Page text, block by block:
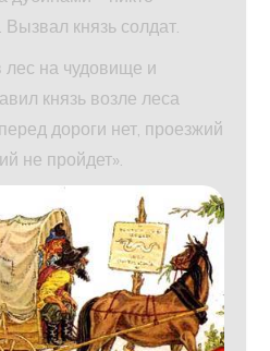
князь солдат.
на чудовище и
князь возле леса
дороги нет, проезжий
не пройдет».